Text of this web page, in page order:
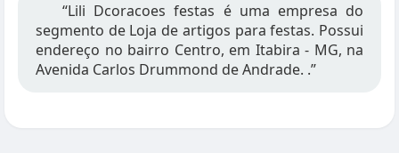
“Lili Dcoracoes festas é uma empresa do
segmento de Loja de artigos para festas. Possui
endereço no bairro Centro, em Itabira - MG, na
Avenida Carlos Drummond de Andrade. .”